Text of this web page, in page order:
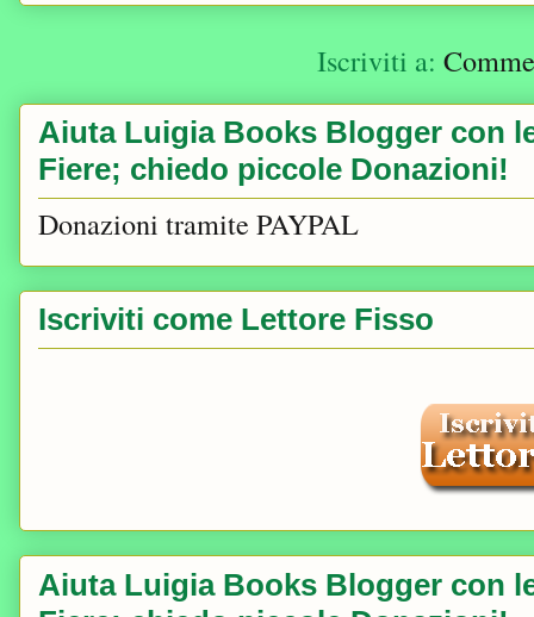
Iscriviti a:
Aiuta Luigia Books Blogger con
Fiere; chiedo piccole Donazioni!
Donazioni tramite PAYPAL
Iscriviti come Lettore Fisso
Aiuta Luigia Books Blogger con